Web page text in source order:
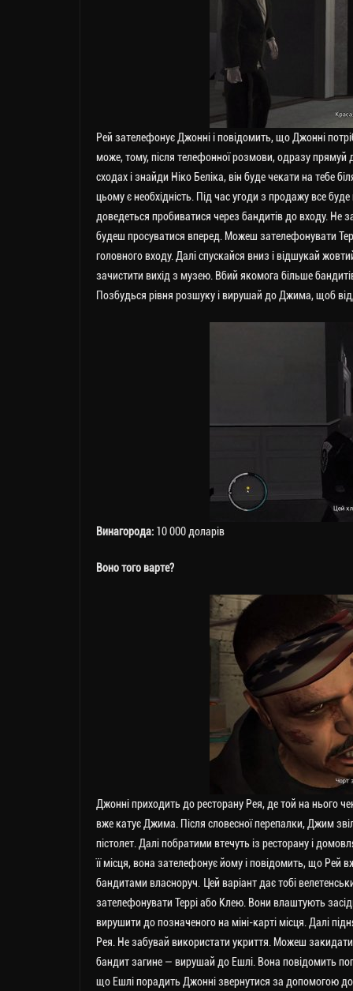
Рей зателефонує Джонні і повідомить, що Джонні
може, тому, після телефонної розмови, одразу прямуй
сходах і знайди Ніко Беліка, він буде чекати на тебе
цьому є необхідність. Під час угоди з продажу все
доведеться пробиватися через бандитів до входу. Не
будеш просуватися вперед. Можеш зателефонувати
головного входу. Далі спускайся вниз і відшукай
зачистити вихід з музею. Вбий якомога більше
Позбудься рівня розшуку і вирушай до Джима, щоб
Винагорода: 10 000 доларів
Воно того варте?
Джонні приходить до ресторану Рея, де той на нього
вже катує Джима. Після словесної перепалки, Джим
пістолет. Далі побратими втечуть із ресторану і
її місця, вона зателефонує йому і повідомить, що Рей
бандитами власноруч. Цей варіант дає тобі
зателефонувати Террі або Клею. Вони влаштують
вирушити до позначеного на міні-карті місця. Далі
Рея. Не забувай використати укриття. Можеш
бандит загине — вирушай до Ешлі. Вона повідомить
що Ешлі порадить Джонні звернутися за допомогою до